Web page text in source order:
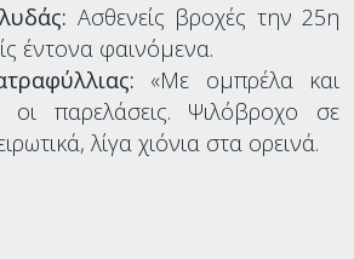
Ασθενείς βροχές την 25η
έντονα φαινόμενα.
«Με ομπρέλα και
οι παρελάσεις. Ψιλόβροχο σε
λίγα χιόνια στα ορεινά.